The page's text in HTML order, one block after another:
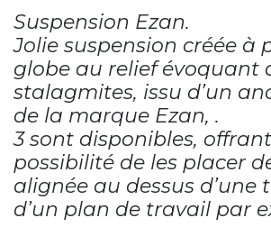
Suspension Ezan.
Jolie suspension créée à
globe au relief évoquant
stalagmites, issu d’un
de la marque Ezan, .
3 sont disponibles,
possibilité de les placer
alignée au dessus d’une
d’un plan de travail par